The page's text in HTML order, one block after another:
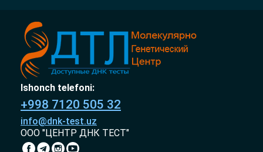
Ishonch telefoni:
+998 7120 505 32
info@dnk-test.uz
ООО "ЦЕНТР ДНК ТЕСТ"